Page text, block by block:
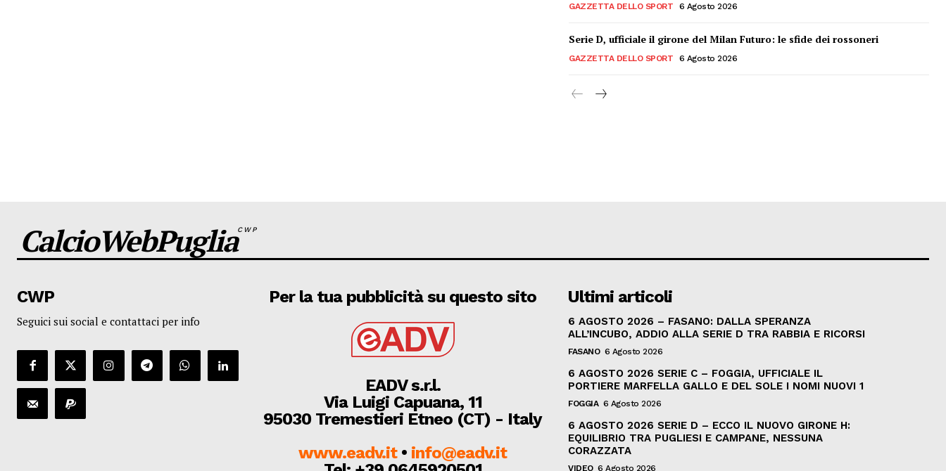
GAZZETTA DELLO SPORT 6 Agosto 2026
Serie D, ufficiale il girone del Milan Futuro: le sfide dei rossoneri
GAZZETTA DELLO SPORT 6 Agosto 2026
CalcioWebPugliaCWP
CWP
Seguici sui social e contattaci per info
Per la tua pubblicità su questo sito
EADV s.r.l.
Via Luigi Capuana, 11
95030 Tremestieri Etneo (CT) - Italy
www.eadv.it• info@eadv.it
Ultimi articoli
6 AGOSTO 2026 – FASANO: DALLA SPERANZA
ALL’INCUBO, ADDIO ALLA SERIE D TRA RABBIA E RICORSI
FASANO 6 Agosto 2026
6 AGOSTO 2026 SERIE C – FOGGIA, UFFICIALE IL
PORTIERE MARFELLA GALLO E DEL SOLE I NOMI NUOVI 1
FOGGIA 6 Agosto 2026
6 AGOSTO 2026 SERIE D – ECCO IL NUOVO GIRONE H:
EQUILIBRIO TRA PUGLIESI E CAMPANE, NESSUNA
CORAZZATA
VIDEO 6 Agosto 2026